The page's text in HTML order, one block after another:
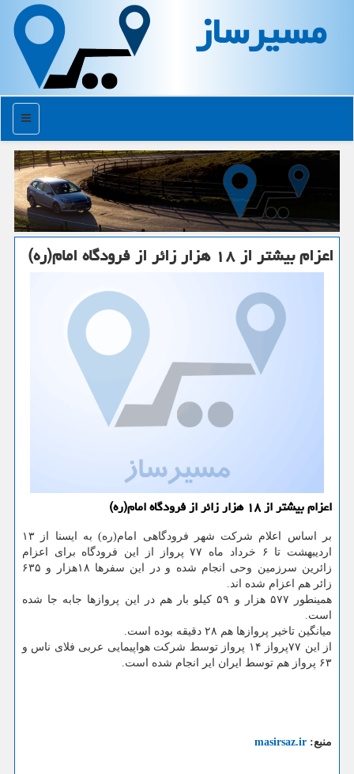
مسیرساز
منو
اعزام بیشتر از ۱۸ هزار زائر از فرودگاه امام(ره)
اعزام بیشتر از ۱۸ هزار زائر از فرودگاه امام(ره)
بر اساس اعلام شرکت شهر فرودگاهی امام(ره) به ایسنا از ۱۳
اردیبهشت تا ۶ خرداد ماه ۷۷ پرواز از این فرودگاه برای اعزام
زائرین سرزمین وحی انجام شده و در این سفرها ۱۸هزار و ۶۳۵
زائر هم اعزام شده اند.
همینطور ۵۷۷ هزار و ۵۹ کیلو بار هم در این پروازها جابه جا شده
است.
میانگین تاخیر پروازها هم ۲۸ دقیقه بوده است.
از این ۷۷پرواز ۱۴ پرواز توسط شرکت هواپیمایی عربی فلای ناس و
۶۳ پرواز هم توسط ایران ایر انجام شده است.
منبع: masirsaz.ir